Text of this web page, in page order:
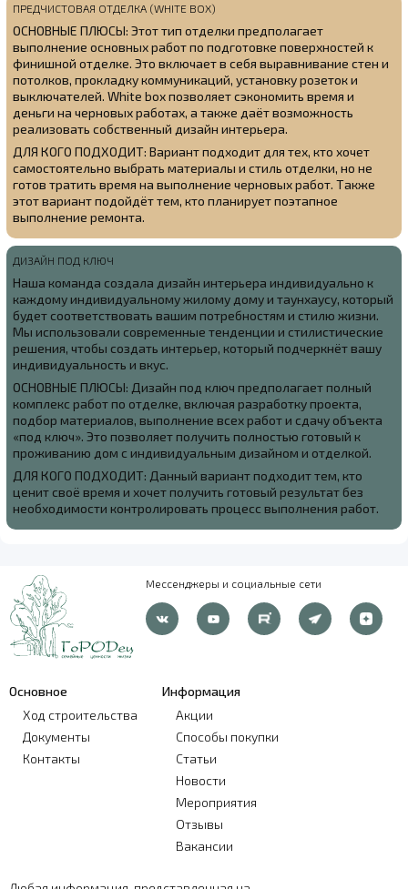
ПРЕДЧИСТОВАЯ ОТДЕЛКА (WHITE BOX)
ОСНОВНЫЕ ПЛЮСЫ: Этот тип отделки предполагает
выполнение основных работ по подготовке поверхностей к
финишной отделке. Это включает в себя выравнивание стен и
потолков, прокладку коммуникаций, установку розеток и
выключателей. White box позволяет сэкономить время и
деньги на черновых работах, а также даёт возможность
реализовать собственный дизайн интерьера.
ДЛЯ КОГО ПОДХОДИТ: Вариант подходит для тех, кто хочет
самостоятельно выбрать материалы и стиль отделки, но не
готов тратить время на выполнение черновых работ. Также
этот вариант подойдёт тем, кто планирует поэтапное
выполнение ремонта.
ДИЗАЙН ПОД КЛЮЧ
Наша команда создала дизайн интерьера индивидуально к
каждому индивидуальному жилому дому и таунхаусу, который
будет соответствовать вашим потребностям и стилю жизни.
Мы использовали современные тенденции и стилистические
решения, чтобы создать интерьер, который подчеркнёт вашу
индивидуальность и вкус.
ОСНОВНЫЕ ПЛЮСЫ: Дизайн под ключ предполагает полный
комплекс работ по отделке, включая разработку проекта,
подбор материалов, выполнение всех работ и сдачу объекта
«под ключ». Это позволяет получить полностью готовый к
проживанию дом с индивидуальным дизайном и отделкой.
ДЛЯ КОГО ПОДХОДИТ: Данный вариант подходит тем, кто
ценит своё время и хочет получить готовый результат без
необходимости контролировать процесс выполнения работ.
Мессенджеры и социальные сети
Основное
Ход строительства
Документы
Контакты
Информация
Акции
Способы покупки
Статьи
Новости
Мероприятия
Отзывы
Вакансии